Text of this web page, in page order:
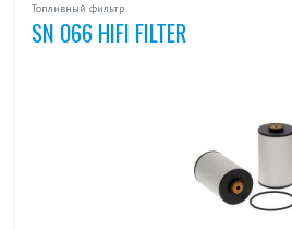
Топливный фильтр
SN 066 HIFI FILTER